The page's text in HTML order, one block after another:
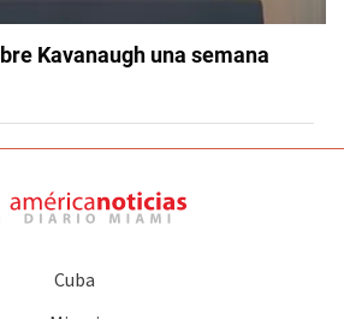
Kavanaugh una semana
Cuba